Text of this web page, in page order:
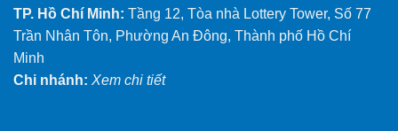
TP. Hồ Chí Minh: Tầng 12, Tòa nhà Lottery Tower, Số 77
Trần Nhân Tôn, Phường An Đông, Thành phố Hồ Chí
Minh
Chi nhánh: Xem chi tiết